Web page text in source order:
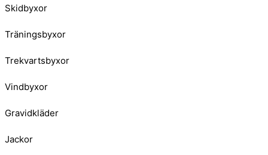
Skidbyxor
Träningsbyxor
Trekvartsbyxor
Vindbyxor
Gravidkläder
Jackor